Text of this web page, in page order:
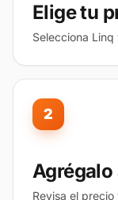
Elige tu
Selecciona
2
Revisa el